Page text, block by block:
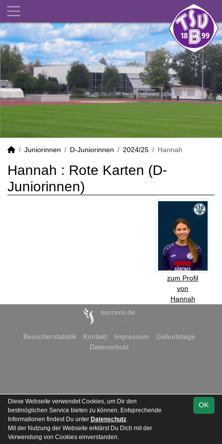
Juniorinnen D-Juniorinnen 2024/25 Hannah
Hannah : Rote Karten (D-
Juniorinnen)
zum Profil
von
Hannah
soccero.de
Besucherstatistik Kontakt Impressum
Geburtstage
Datenschutz
OK
Diese Webseite verwendet Cookies, um Dir den
bestmöglichen Service bieten zu können. Entsprechende
Informationen findest Du unter Datenschutz.
Mit der Nutzung der Webseite erklärst Du Dich mit der
Verwendung von Cookies einverstanden.